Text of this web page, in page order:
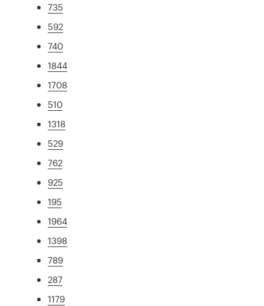
735
592
740
1844
1708
510
1318
529
762
925
195
1964
1398
789
287
1179